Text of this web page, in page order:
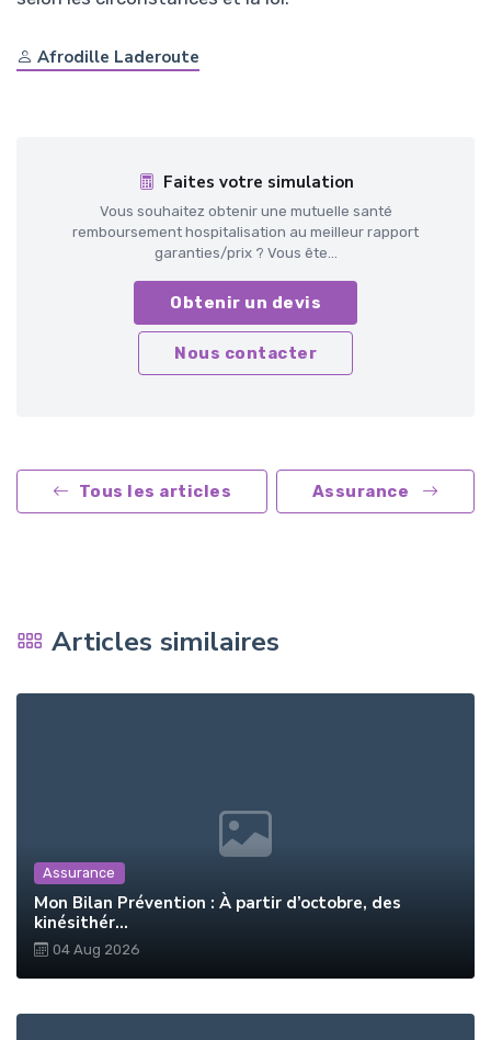
Afrodille Laderoute
Faites votre simulation
Vous souhaitez obtenir une mutuelle santé
remboursement hospitalisation au meilleur rapport
garanties/prix ? Vous ête...
Obtenir un devis
Nous contacter
Tous les articles Assurance
Articles similaires
Assurance
Mon Bilan Prévention : À partir d’octobre, des
kinésithér...
04 Aug 2026